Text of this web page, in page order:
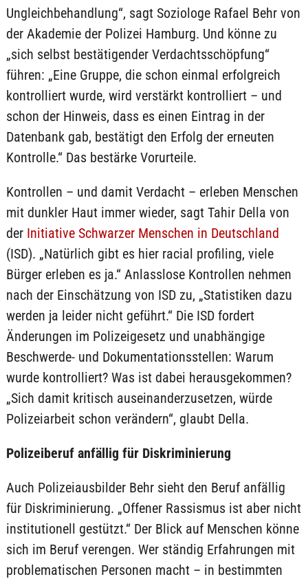
Ungleichbehandlung“, sagt Soziologe Rafael Behr von
der Akademie der Polizei Hamburg. Und könne zu
„sich selbst bestätigender Verdachtsschöpfung“
führen: „Eine Gruppe, die schon einmal erfolgreich
kontrolliert wurde, wird verstärkt kontrolliert – und
schon der Hinweis, dass es einen Eintrag in der
Datenbank gab, bestätigt den Erfolg der erneuten
Kontrolle.“ Das bestärke Vorurteile.
Kontrollen – und damit Verdacht – erleben Menschen
mit dunkler Haut immer wieder, sagt Tahir Della von
der Initiative Schwarzer Menschen in Deutschland
(ISD). „Natürlich gibt es hier racial profiling, viele
Bürger erleben es ja.“ Anlasslose Kontrollen nehmen
nach der Einschätzung von ISD zu, „Statistiken dazu
werden ja leider nicht geführt.“ Die ISD fordert
Änderungen im Polizeigesetz und unabhängige
Beschwerde- und Dokumentationsstellen: Warum
wurde kontrolliert? Was ist dabei herausgekommen?
„Sich damit kritisch auseinanderzusetzen, würde
Polizeiarbeit schon verändern“, glaubt Della.
Polizeiberuf anfällig für Diskriminierung
Auch Polizeiausbilder Behr sieht den Beruf anfällig
für Diskriminierung. „Offener Rassismus ist aber nicht
institutionell gestützt.“ Der Blick auf Menschen könne
sich im Beruf verengen. Wer ständig Erfahrungen mit
problematischen Personen macht – in bestimmten